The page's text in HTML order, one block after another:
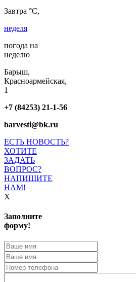
Завтра °C,
неделя
погода на
неделю
Барыш,
Красноармейская,
1
+7 (84253) 21-1-56
barvesti@bk.ru
ЕСТЬ НОВОСТЬ?
ХОТИТЕ
ЗАДАТЬ
ВОПРОС?
НАПИШИТЕ
НАМ!
X
Заполните
форму!